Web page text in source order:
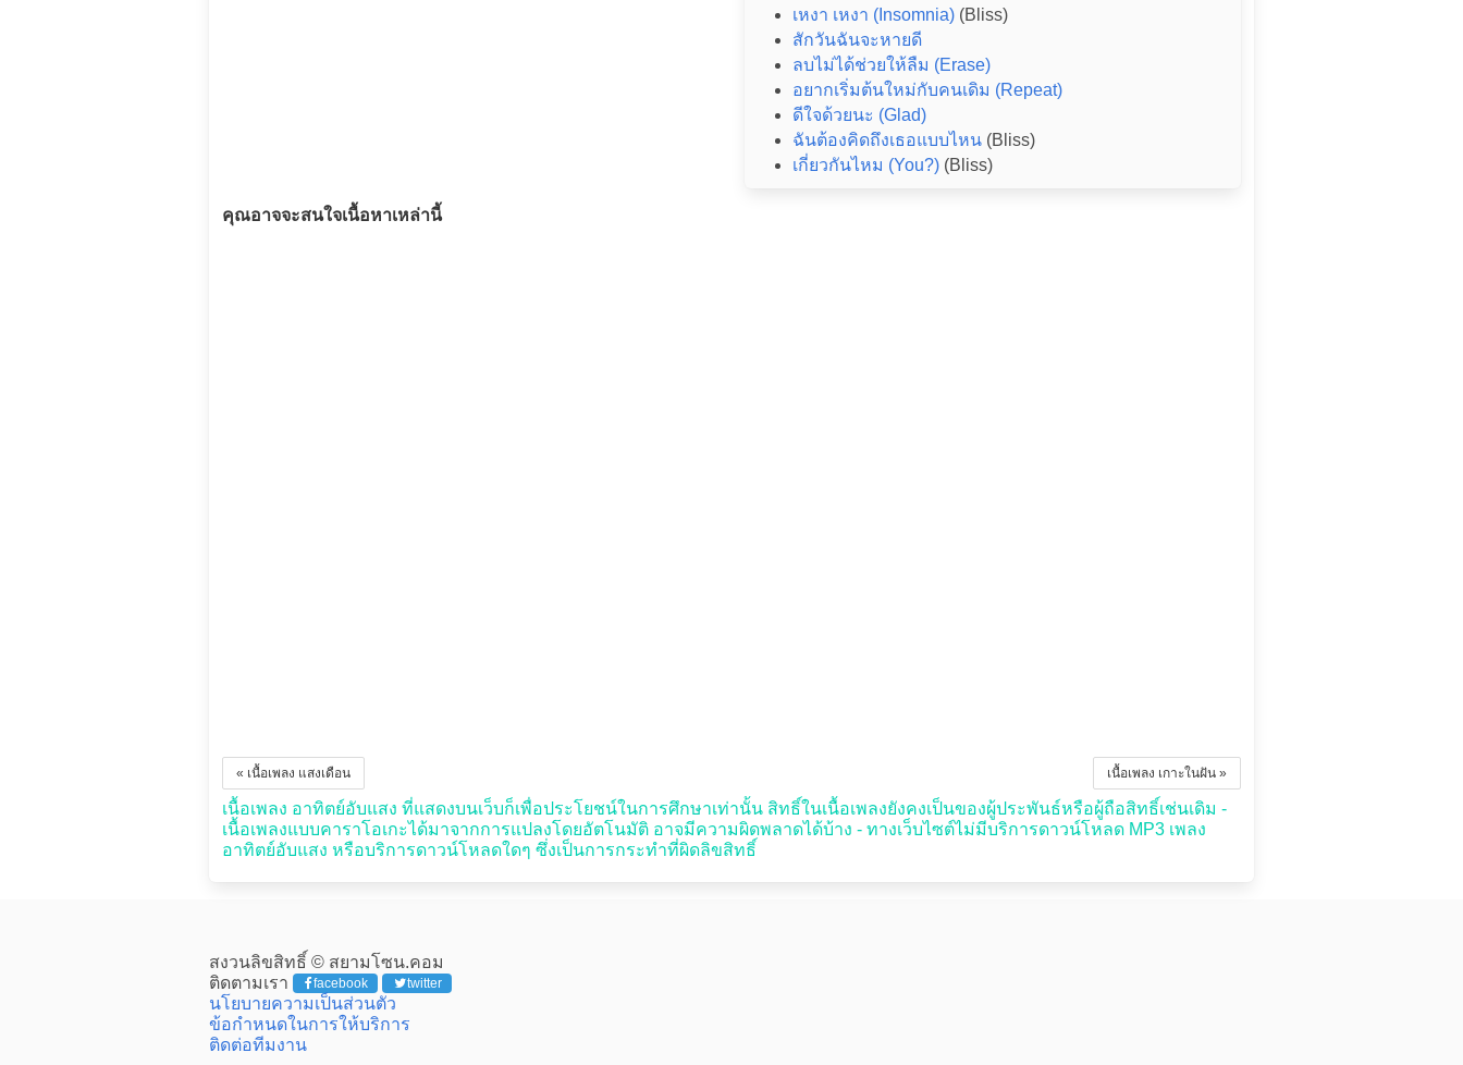
เหงา เหงา (Insomnia) (Bliss)
สักวันฉันจะหายดี
ลบไม่ได้ช่วยให้ลืม (Erase)
อยากเริ่มต้นใหม่กับคนเดิม (Repeat)
ดีใจด้วยนะ (Glad)
ฉันต้องคิดถึงเธอแบบไหน (Bliss)
เกี่ยวกันไหม (You?) (Bliss)
คุณอาจจะสนใจเนื้อหาเหล่านี้
เนื้อเพลง เกาะในฝัน »
« เนื้อเพลง แสงเดือน
เนื้อเพลง อาทิตย์อับแสง ที่แสดงบนเว็บก็เพื่อประโยชน์ในการศึกษาเท่านั้น สิทธิ์ในเนื้อเพลงยังคงเป็นของผู้ประพันธ์หรือผู้ถือสิทธิ์เช่นเดิม -
เนื้อเพลงแบบคาราโอเกะได้มาจากการแปลงโดยอัตโนมัติ อาจมีความผิดพลาดได้บ้าง - ทางเว็บไซต์ไม่มีบริการดาวน์โหลด MP3 เพลง
อาทิตย์อับแสง หรือบริการดาวน์โหลดใดๆ ซึ่งเป็นการกระทำที่ผิดลิขสิทธิ์
สงวนลิขสิทธิ์ © สยามโซน.คอม
ติดตามเรา
facebook twitter
นโยบายความเป็นส่วนตัว
ข้อกำหนดในการให้บริการ
ติดต่อทีมงาน